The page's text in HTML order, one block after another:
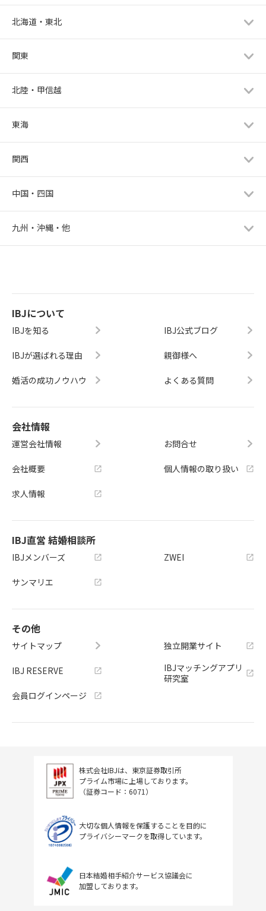
北海道・東北
関東
北陸・甲信越
東海
関西
中国・四国
九州・沖縄・他
IBJについて
IBJを知る
IBJが選ばれる理由
婚活の成功ノウハウ
IBJ公式ブログ
親御様へ
よくある質問
会社情報
運営会社情報
会社概要
求人情報
お問合せ
個人情報の取り扱い
IBJ直営 結婚相談所
IBJメンバーズ
サンマリエ
ZWEI
その他
サイトマップ
IBJ RESERVE
会員ログインページ
独立開業サイト
IBJマッチングアプリ
研究室
株式会社IBJは、東京証券取引所
プライム市場に上場しております。
（証券コード：6071）
大切な個人情報を保護することを目的に
プライバシーマークを取得しています。
日本結婚相手紹介サービス協議会に
加盟しております。